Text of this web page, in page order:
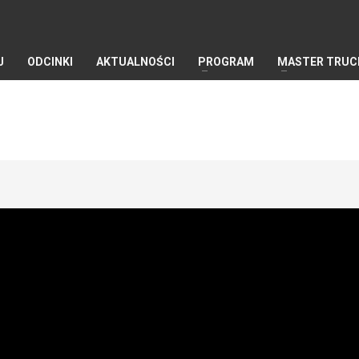
ODCINKI AKTUALNOŚCI PROGRAM MASTER